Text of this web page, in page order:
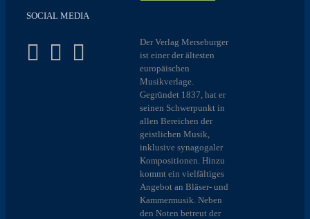
SOCIAL MEDIA
Der Verlag Merseburger
ist einer der ältesten
europäischen
Musikverlage.
Gegründet 1837, hat er
seinen Schwerpunkt in
allen Bereichen der
geistlichen Musik,
inklusive synagogaler
Kompositionen. Hinzu
kommt ein vielfältiges
Angebot an Bläser- und
Kammermusik. Neben
den Noten betreut der